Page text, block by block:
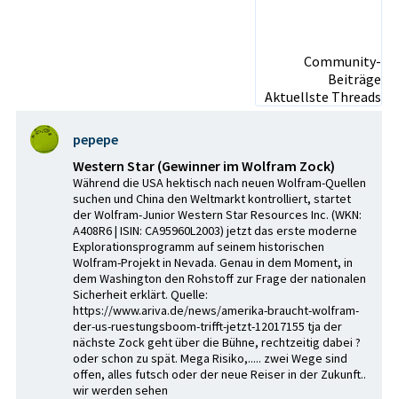
Community-
Beiträge
Aktuellste Threads
pepepe
Western Star (Gewinner im Wolfram Zock)
Während die USA hektisch nach neuen Wolfram-Quellen
suchen und China den Weltmarkt kontrolliert, startet
der Wolfram-Junior Western Star Resources Inc. (WKN:
A408R6 | ISIN: CA95960L2003) jetzt das erste moderne
Explorationsprogramm auf seinem historischen
Wolfram-Projekt in Nevada. Genau in dem Moment, in
dem Washington den Rohstoff zur Frage der nationalen
Sicherheit erklärt. Quelle:
https://www.ariva.de/news/amerika-braucht-wolfram-
der-us-ruestungsboom-trifft-jetzt-12017155 tja der
nächste Zock geht über die Bühne, rechtzeitig dabei ?
oder schon zu spät. Mega Risiko,..... zwei Wege sind
offen, alles futsch oder der neue Reiser in der Zukunft..
wir werden sehen